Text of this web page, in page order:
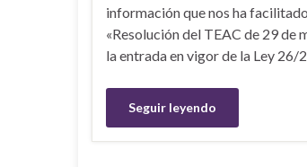
información que nos ha
«Resolución del TEAC de 29 de
la entrada en vigor de la Ley 26/
Seguir leyendo